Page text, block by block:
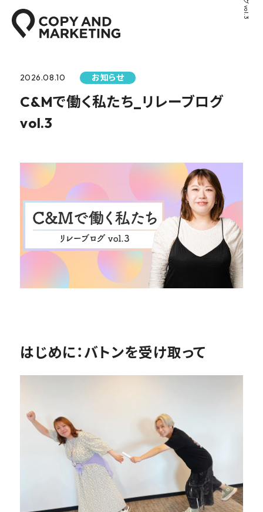
2026.08.10 お知らせ
C&Mで働く私たち_リレーブログ
vol.3
はじめに：バトンを受け取って